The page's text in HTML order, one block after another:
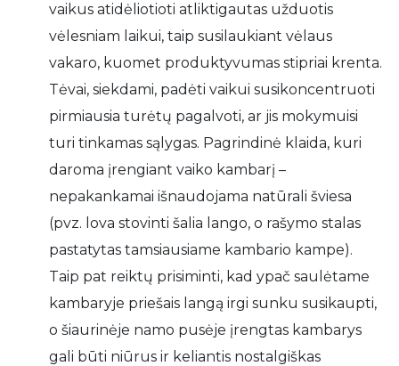
vaikus atidėliotioti atliktigautas užduotis
vėlesniam laikui, taip susilaukiant vėlaus
vakaro, kuomet produktyvumas stipriai krenta.
Tėvai, siekdami, padėti vaikui susikoncentruoti
pirmiausia turėtų pagalvoti, ar jis mokymuisi
turi tinkamas sąlygas. Pagrindinė klaida, kuri
daroma įrengiant vaiko kambarį –
nepakankamai išnaudojama natūrali šviesa
(pvz. lova stovinti šalia lango, o rašymo stalas
pastatytas tamsiausiame kambario kampe).
Taip pat reiktų prisiminti, kad ypač saulėtame
kambaryje priešais langą irgi sunku susikaupti,
o šiaurinėje namo pusėje įrengtas kambarys
gali būti niūrus ir keliantis nostalgiškas